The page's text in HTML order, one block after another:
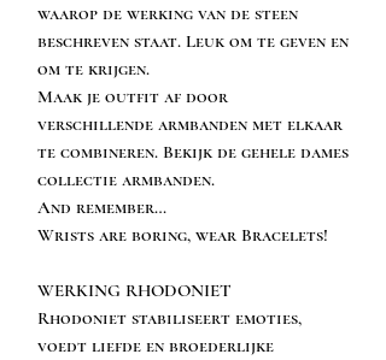
waarop de werking van de steen
beschreven staat. Leuk om te geven en
om te krijgen.
Maak je outfit af door
verschillende armbanden met elkaar
te combineren. Bekijk de gehele dames
collectie armbanden.
And remember…
Wrists are boring, wear Bracelets!
WERKING RHODONIET
Rhodoniet stabiliseert emoties,
voedt liefde en broederlijke